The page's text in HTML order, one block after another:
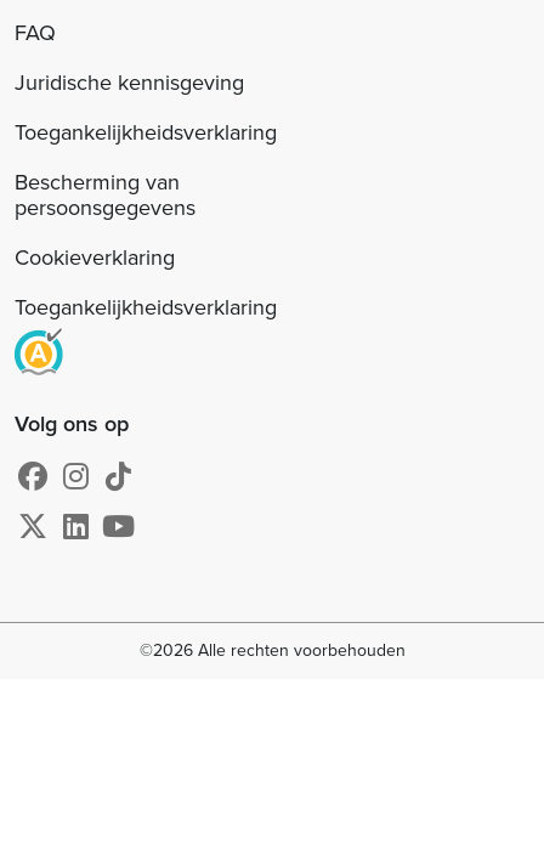
FAQ
Juridische kennisgeving
Toegankelijkheidsverklaring
Bescherming van
persoonsgegevens
Cookieverklaring
Toegankelijkheidsverklaring
Volg ons op
©2026 Alle rechten voorbehouden